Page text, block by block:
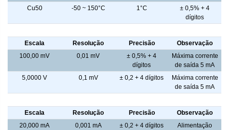
Cu50
-50 ~ 150°C 1°C
± 0,5% + 4
dígitos
Escala
Resolução Precisão
Observação
100,00 mV
0,01 mV
± 0,5% + 4
dígitos
Máxima corrente
de saída 5 mA
5,0000 V
0,1 mV ± 0,2 + 4 dígitos
Máxima corrente
de saída 5 mA
Escala
Resolução Precisão
Observação
20,000 mA
0,001 mA ± 0,2 + 4 dígitos
Alimentação